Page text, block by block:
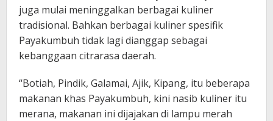
juga mulai meninggalkan berbagai kuliner
tradisional. Bahkan berbagai kuliner spesifik
Payakumbuh tidak lagi dianggap sebagai
kebanggaan citrarasa daerah.
“Botiah, Pindik, Galamai, Ajik, Kipang, itu beberapa
makanan khas Payakumbuh, kini nasib kuliner itu
merana, makanan ini dijajakan di lampu merah